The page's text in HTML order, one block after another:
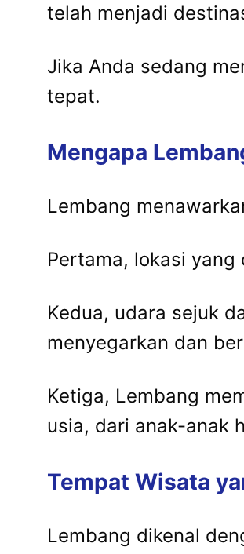
telah menjadi
Jika Anda sedang
tepat.
Mengapa
Lembang
Pertama, lokasi
Kedua, udara sejuk
menyegarkan dan
Ketiga, Lembang
usia, dari anak-anak
Tempat Wisata
Lembang dikenal